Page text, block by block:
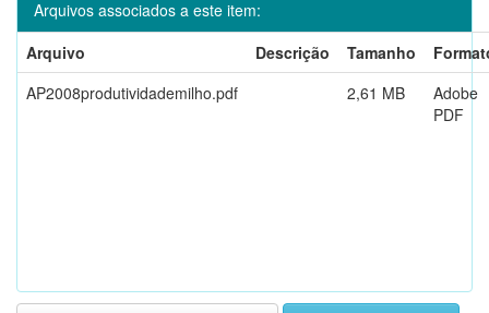
Arquivos associados a este item:
Arquivo
Descrição Tamanho
AP2008produtividademilho.pdf
2,61 MB
Adobe
PDF